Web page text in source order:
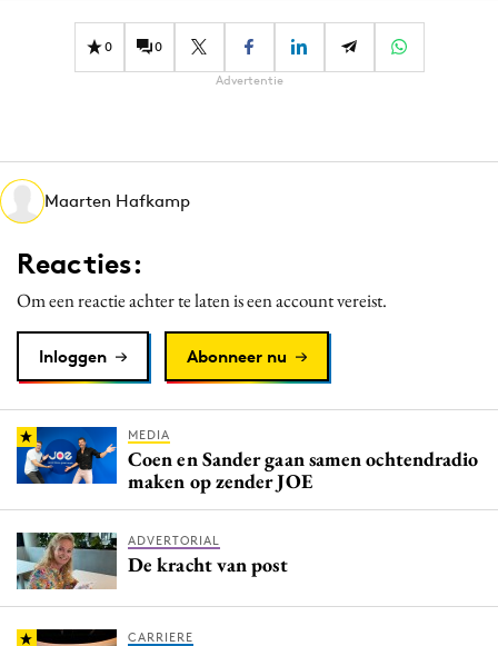
0 0
Advertentie
Maarten Hafkamp
Reacties:
Om een reactie achter te laten is een account vereist.
Inloggen Abonneer nu
MEDIA
Coen en Sander gaan samen ochtendradio
maken op zender JOE
ADVERTORIAL
De kracht van post
CARRIERE